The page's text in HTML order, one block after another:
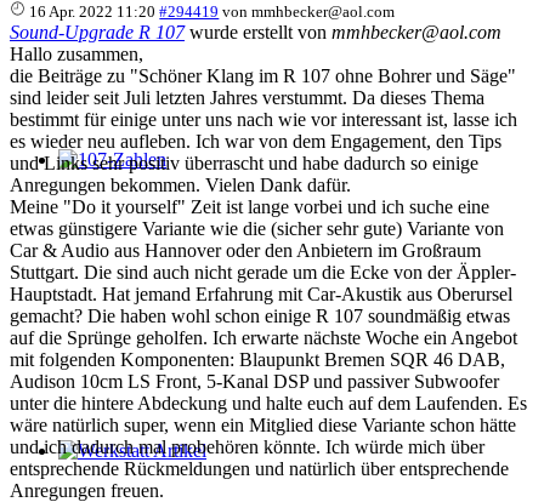
107-Zahlen
Werkstatt Artikel
16 Apr. 2022 11:20 #294419 vonmmhbecker@aol.com
Sound-Upgrade R 107wurde erstellt von mmhbecker@aol.com
Hallo zusammen,
die Beiträge zu "Schöner Klang im R 107 ohne Bohrer und Säge"
sind leider seit Juli letzten Jahres verstummt. Da dieses Thema
bestimmt für einige unter uns nach wie vor interessant ist, lasse ich
es wieder neu aufleben. Ich war von dem Engagement, den Tips
und Links sehr positiv überrascht und habe dadurch so einige
Anregungen bekommen. Vielen Dank dafür.
Meine "Do it yourself" Zeit ist lange vorbei und ich suche eine
etwas günstigere Variante wie die (sicher sehr gute) Variante von
Car & Audio aus Hannover oder den Anbietern im Großraum
Stuttgart. Die sind auch nicht gerade um die Ecke von der Äppler-
Hauptstadt. Hat jemand Erfahrung mit Car-Akustik aus Oberursel
gemacht? Die haben wohl schon einige R 107 soundmäßig etwas
auf die Sprünge geholfen. Ich erwarte nächste Woche ein Angebot
mit folgenden Komponenten: Blaupunkt Bremen SQR 46 DAB,
Audison 10cm LS Front, 5-Kanal DSP und passiver Subwoofer
unter die hintere Abdeckung und halte euch auf dem Laufenden. Es
wäre natürlich super, wenn ein Mitglied diese Variante schon hätte
und ich dadurch mal probehören könnte. Ich würde mich über
entsprechende Rückmeldungen und natürlich über entsprechende
Anregungen freuen.